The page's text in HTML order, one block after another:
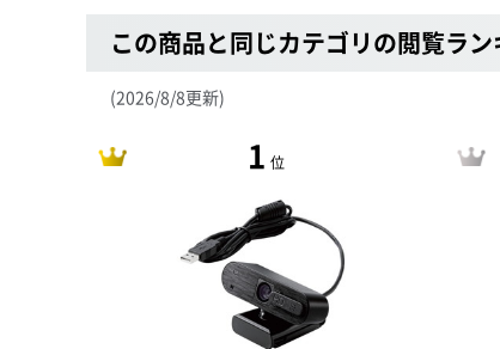
この商品と同じカテゴリの閲覧ラ
(2026/8/8更新)
1 位